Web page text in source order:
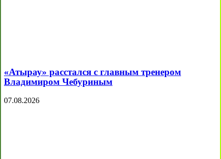
«Атырау» расстался с главным тренером
Владимиром Чебуриным
07.08.2026